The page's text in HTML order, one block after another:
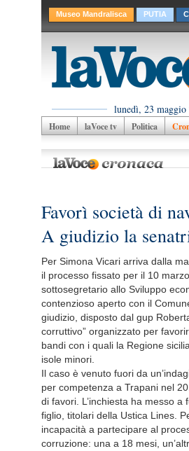
Museo Mandralisca PUTIA
lunedì, 23 maggio
Home laVoce tv Politica
Favorì società di
A giudizio la
Per Simona Vicari arriva dalla
il processo fissato per il 10
sottosegretario allo Sviluppo
contenzioso aperto con il
giudizio, disposto dal gup
corruttivo” organizzato per
bandi con i quali la Regione
isole minori.
Il caso è venuto fuori da
per competenza a Trapani nel
di favori. L’inchiesta ha messo
figlio, titolari della Ustica Lines.
incapacità a partecipare al
corruzione: una a 18 mesi,